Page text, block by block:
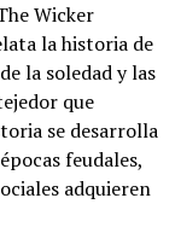
Wicker
la historia de
la soledad y las
que
se desarrolla
feudales,
adquieren